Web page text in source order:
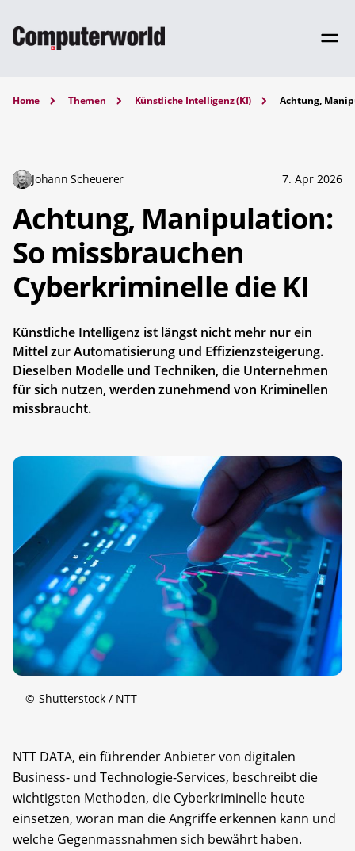
Home Themen Künstliche Intelligenz (KI) Achtung,
Johann Scheuerer 7. Apr 2026
Achtung, Manipulation:
So missbrauchen
Cyberkriminelle die KI
Künstliche Intelligenz ist längst nicht mehr nur ein
Mittel zur Automatisierung und Effizienzsteigerung.
Dieselben Modelle und Techniken, die Unternehmen
für sich nutzen, werden zunehmend von Kriminellen
missbraucht.
© Shutterstock / NTT
NTT DATA, ein führender Anbieter von digitalen
Business- und Technologie-Services, beschreibt die
wichtigsten Methoden, die Cyberkriminelle heute
einsetzen, woran man die Angriffe erkennen kann und
welche Gegenmassnahmen sich bewährt haben. ​